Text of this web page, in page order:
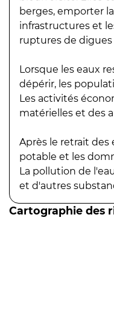
berges, emporter
infrastructures et
ruptures de digues
Lorsque les eaux
dépérir, les
Les activités
matérielles et des
Après le retrait
potable et les
La pollution de
et d'autres
Cartographie des